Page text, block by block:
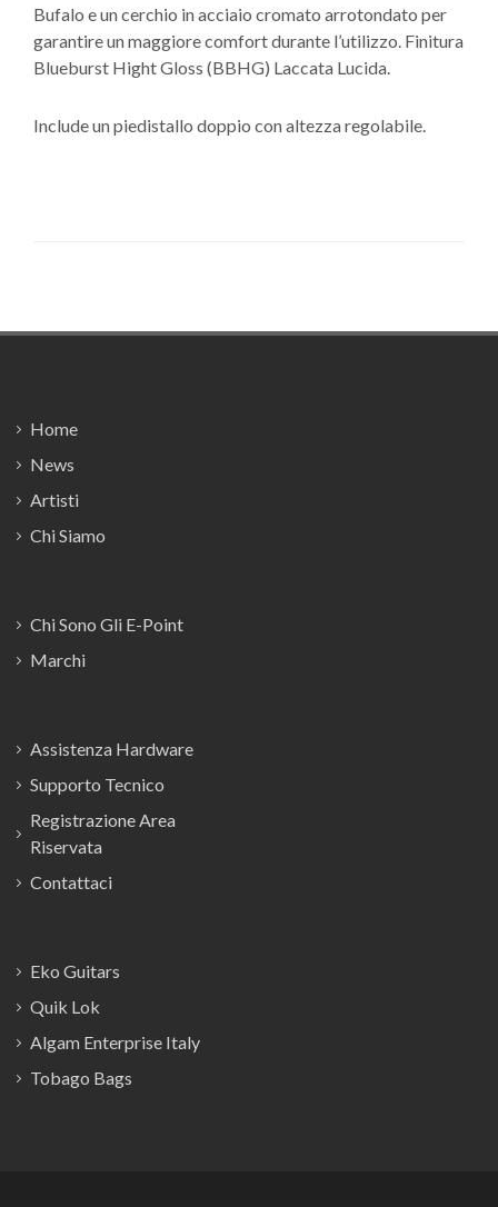
Bufalo e un cerchio in acciaio cromato arrotondato per
garantire un maggiore comfort durante l’utilizzo. Finitura
Blueburst Hight Gloss (BBHG) Laccata Lucida.
Include un piedistallo doppio con altezza regolabile.
Home
News
Artisti
Chi Siamo
Chi Sono Gli E-Point
Marchi
Assistenza Hardware
Supporto Tecnico
Registrazione Area
Riservata
Contattaci
Eko Guitars
Quik Lok
Algam Enterprise Italy
Tobago Bags